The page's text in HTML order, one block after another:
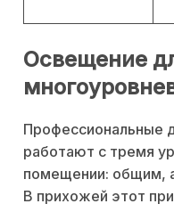
Освещение
Профессиональные
работают с тремя
помещении: общим,
В прихожей этот